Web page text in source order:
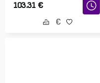
103.31 €